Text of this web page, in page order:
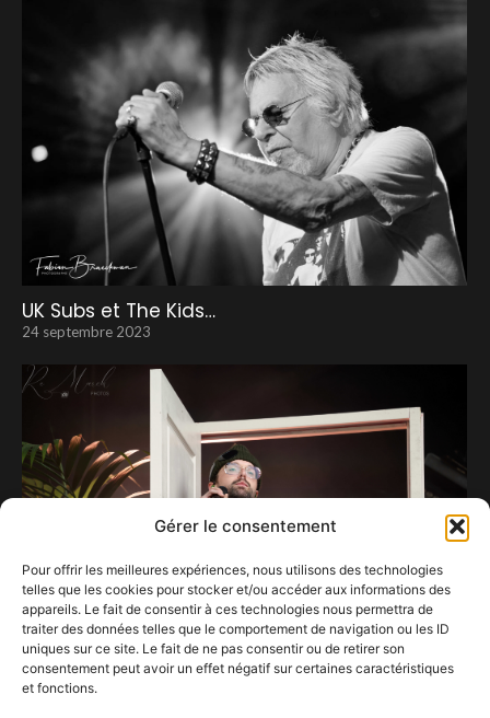
Gérer le consentement
Pour offrir les meilleures expériences, nous utilisons des technologies
telles que les cookies pour stocker et/ou accéder aux informations des
appareils. Le fait de consentir à ces technologies nous permettra de
traiter des données telles que le comportement de navigation ou les ID
uniques sur ce site. Le fait de ne pas consentir ou de retirer son
consentement peut avoir un effet négatif sur certaines caractéristiques
et fonctions.
UK Subs et The Kids…
24 septembre 2023
Wallace importe SLN et sa prose aux